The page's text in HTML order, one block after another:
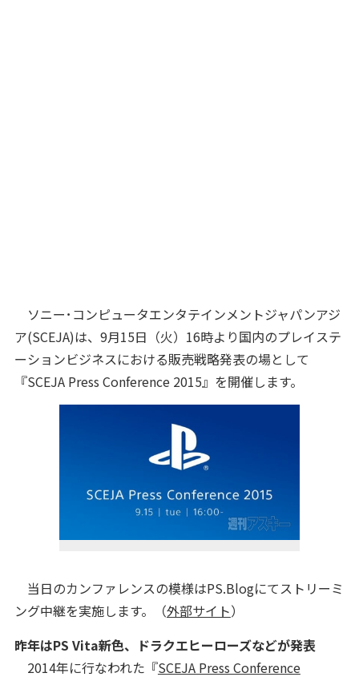
ソニー･コンピュータエンタテインメントジャパンアジ
ア(SCEJA)は、9月15日（火）16時より国内のプレイステ
ーションビジネスにおける販売戦略発表の場として
『SCEJA Press Conference 2015』を開催します。
当日のカンファレンスの模様はPS.Blogにてストリーミ
ング中継を実施します。（外部サイト）
昨年はPS Vita新色、ドラクエヒーローズなどが発表
2014年に行なわれた『SCEJA Press Conference